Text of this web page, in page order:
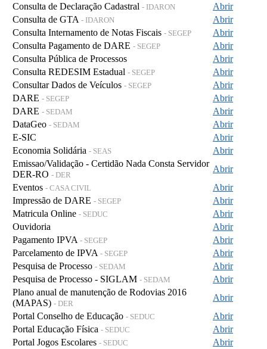
Consulta de Declaração Cadastral - IDARON
Abrir
Consulta de GTA - IDARON
Abrir
Consulta Internamento de Notas Fiscais - SEGEP
Abrir
Consulta Pagamento de DARE - SEGEP
Abrir
Consulta Pública de Processos
Abrir
Consulta REDESIM Estadual - SEGEP
Abrir
Consultar Dados de Veículos - SEGEP
Abrir
DARE - SEGEP
Abrir
DARE - SEDAM
Abrir
DataGeo - SEDAM
Abrir
E-SIC
Abrir
Economia Solidária - SEAS
Abrir
Emissao/Validação - Certidão Nada Consta Servidor
DER-RO - DER
Abrir
Eventos - CASA CIVIL
Abrir
Impressão de DARE - SEGEP
Abrir
Matricula Online - SEDUC
Abrir
Ouvidoria
Abrir
Pagamento IPVA - SEGEP
Abrir
Parcelamento de IPVA - SEGEP
Abrir
Pesquisa de Processo - SEDAM
Abrir
Pesquisa de Processo - SIGLAM - SEDAM
Abrir
Plano anual de manutenção de Rodovias 2016
(MAPAS) - DER
Abrir
Portal Conselho de Educação - SEDUC
Abrir
Portal Educação Física - SEDUC
Abrir
Portal Jogos Escolares - SEDUC
Abrir